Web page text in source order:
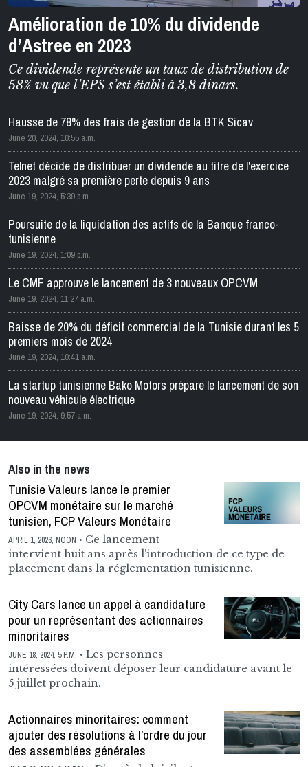
Amélioration de 10% du dividende
d’Astree en 2023
Ce dividende représente un taux de distribution de
58% vu que l’EPS s’est établi à 3,8 dinars.
Hausse de 78% des frais de gestion de la BTK Sicav
June 20, 2024, 10:55 a.m.
Telnet décide de distribuer un dividende au titre de l'exercice
2023 malgré sa première perte depuis 9 ans
June 19, 2024, 5:39 p.m.
Poursuite de la liquidation des actifs de la Banque franco-
tunisienne
June 19, 2024, 1:09 p.m.
Le CMF approuve le lancement de 3 nouveaux OPCVM
June 19, 2024, 11:27 a.m.
Baisse de 20% du déficit commercial de la Tunisie durant les 5
premiers mois de 2024
June 19, 2024, 10:41 a.m.
La startup tunisienne Bako Motors prépare le lancement de son
nouveau véhicule électrique
June 19, 2024, 9:57 a.m.
Also in the news
Tunisie Valeurs lance le premier
OPCVM monétaire sur le marché
tunisien, FCP Valeurs Monétaire
APRIL 1, 2026, NOON
Ce lancement
intervient huit ans après l’introduction de ce type de
placement dans la réglementation tunisienne.
City Cars lance un appel à candidature
pour un représentant des actionnaires
minoritaires
JUNE 18, 2024, 5 P.M.
Les personnes
intéressées doivent déposer leur candidature avant le
5 juillet prochain.
Actionnaires minoritaires: comment
ajouter des résolutions à l’ordre du jour
des assemblées générales